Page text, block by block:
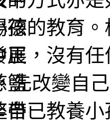
孩的教育
展，沒有
先改變自
自已教養